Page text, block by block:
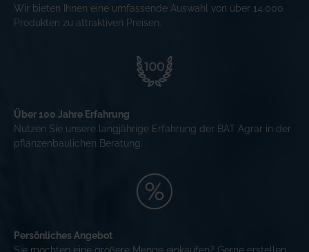
Wir bieten Ihnen eine umfassende Auswahl von über 14.000
Produkten zu attraktiven Preisen.
Über 100 Jahre Erfahrung
Nutzen Sie unsere langjährige Erfahrung der BAT Agrar in der
pflanzenbaulichen Beratung.
Persönliches Angebot
Sie möchten eine größere Menge einkaufen? Gerne erstellen